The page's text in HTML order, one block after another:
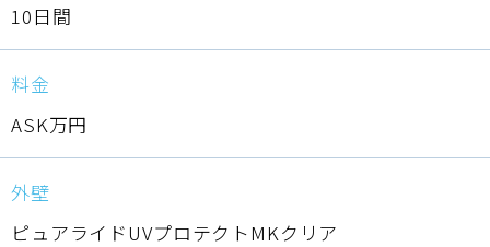
10日間
料金
ASK万円
外壁
ピュアライドUVプロテクトMKクリア